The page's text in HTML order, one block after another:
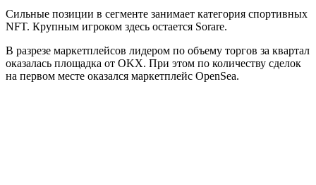
Сильные позиции в сегменте занимает категория спортивных
NFT. Крупным игроком здесь остается Sorare.
В разрезе маркетплейсов лидером по объему торгов за квартал
оказалась площадка от OKX. При этом по количеству сделок
на первом месте оказался маркетплейс OpenSea.